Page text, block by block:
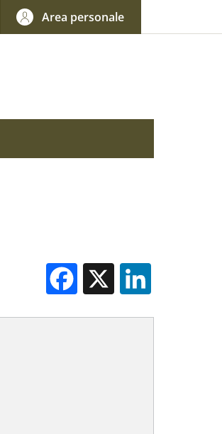
LINGUA: CURRENT LANGUAGE
Area personale
Facebook
X